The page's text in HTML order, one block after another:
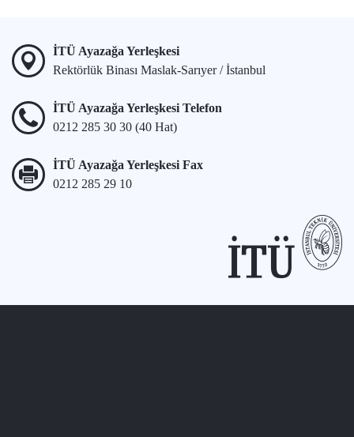
İTÜ Ayazağa Yerleşkesi
Rektörlük Binası Maslak-Sarıyer / İstanbul
İTÜ Ayazağa Yerleşkesi Telefon
0212 285 30 30 (40 Hat)
İTÜ Ayazağa Yerleşkesi Fax
0212 285 29 10